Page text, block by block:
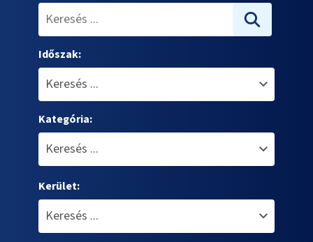
Időszak:
Kategória:
Kerület: